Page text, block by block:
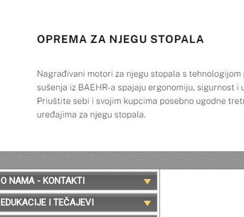
O NAMA - KONTAKTI
EDUKACIJE I TEČAJEVI